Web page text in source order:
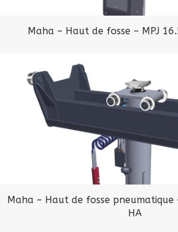
Maha – Haut de fosse – MPJ
Maha – Haut de fosse pneumatique
HA